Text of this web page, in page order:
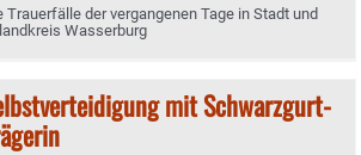
Trauerfälle der vergangenen Tage in Stadt und
Wasserburg
mit Schwarzgurt-